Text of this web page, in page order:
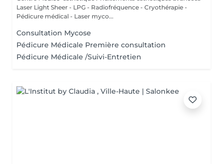
Laser Light Sheer - LPG - Radiofréquence - Cryothérapie -
Pédicure médical - Laser myco...
Consultation Mycose
Pédicure Médicale Première consultation
Pédicure Médicale /Suivi-Entretien